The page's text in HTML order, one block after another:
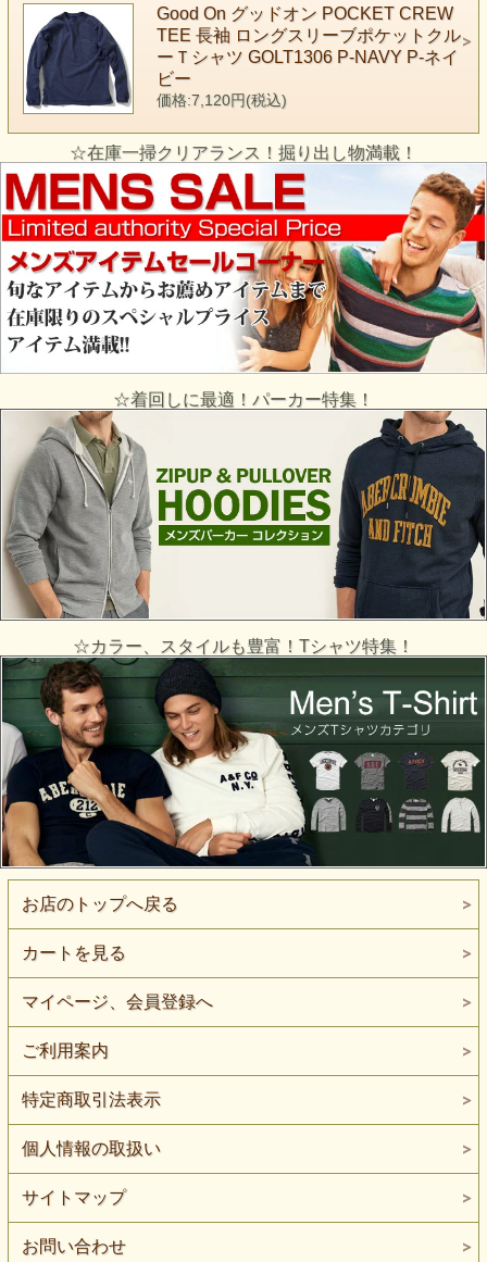
Good On グッドオン POCKET CREW
TEE 長袖 ロングスリーブポケットクル
ーＴシャツ GOLT1306 P-NAVY P-ネイ
ビー
価格:7,120円(税込)
☆在庫一掃クリアランス！掘り出し物満載！
☆着回しに最適！パーカー特集！
☆カラー、スタイルも豊富！Tシャツ特集！
お店のトップへ戻る
カートを見る
マイページ、会員登録へ
ご利用案内
特定商取引法表示
個人情報の取扱い
サイトマップ
お問い合わせ